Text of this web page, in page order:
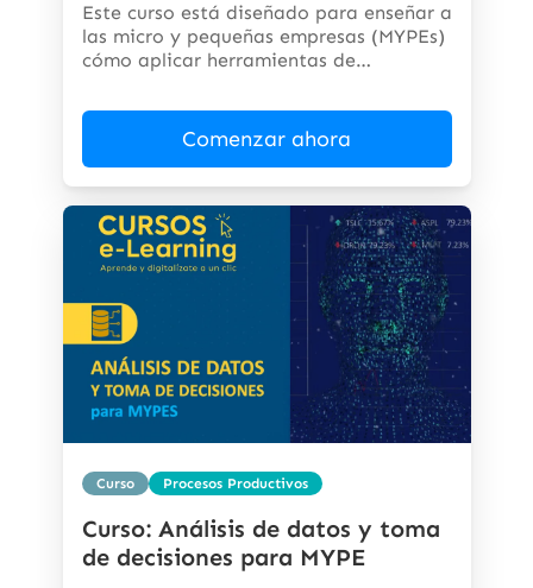
Este curso está diseñado para enseñar a
las micro y pequeñas empresas (MYPEs)
cómo aplicar herramientas de
Comenzar ahora
Curso Procesos Productivos
Curso: Análisis de datos y toma
de decisiones para MYPE